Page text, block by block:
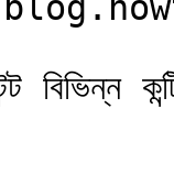
বিভিন্ন